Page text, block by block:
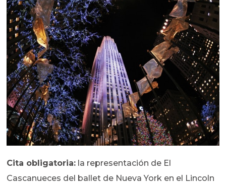
Cita obligatoria: la representación de El
Cascanueces del ballet de Nueva York en el Lincoln